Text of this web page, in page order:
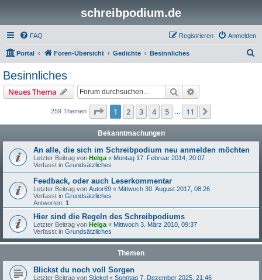
schreibpodium.de
FAQ Anmelden
Registrieren
Portal Foren-Übersicht Gedichte Besinnliches
Besinnliches
Neues Thema Suche
259 Themen Seite 1von 11
1 2 3 4 5 11
Bekanntmachungen
An alle, die sich im Schreibpodium neu anmelden möchten
Letzter Beitrag von Helga « Montag 17. Februar 2014, 20:07
Verfasst in Grundsätzliches
Feedback, oder auch Leserkommentar
Letzter Beitrag von Autor69 « Mittwoch 30. August 2017, 08:26
Verfasst in Grundsätzliches
Antworten: 1
Hier sind die Regeln des Schreibpodiums
Letzter Beitrag von Helga « Mittwoch 3. März 2010, 09:37
Verfasst in Grundsätzliches
Themen
Blickst du noch voll Sorgen
Letzter Beitrag von Stiekel « Sonntag 7. Dezember 2025, 21:46